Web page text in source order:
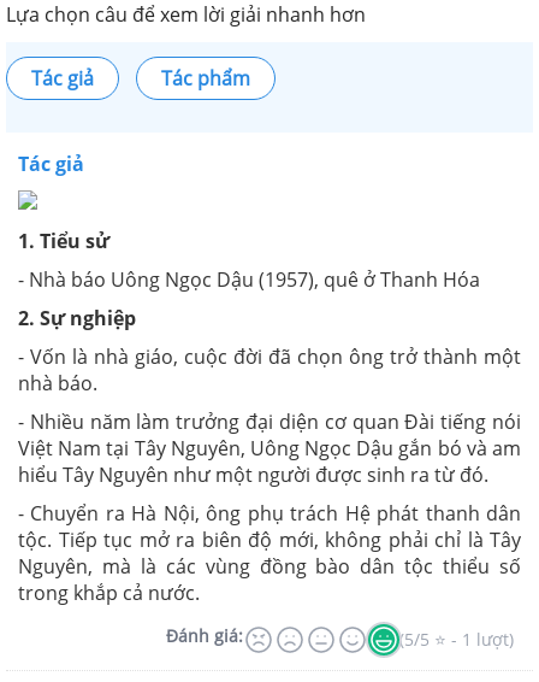
Lựa chọn câu để xem lời giải nhanh hơn
Tác giả Tác phẩm
Tác giả
1. Tiểu sử
- Nhà báo Uông Ngọc Dậu (1957), quê ở Thanh Hóa
2. Sự nghiệp
- Vốn là nhà giáo, cuộc đời đã chọn ông trở thành một
nhà báo.
- Nhiều năm làm trưởng đại diện cơ quan Đài tiếng nói
Việt Nam tại Tây Nguyên, Uông Ngọc Dậu gắn bó và am
hiểu Tây Nguyên như một người được sinh ra từ đó.
- Chuyển ra Hà Nội, ông phụ trách Hệ phát thanh dân
tộc. Tiếp tục mở ra biên độ mới, không phải chỉ là Tây
Nguyên, mà là các vùng đồng bào dân tộc thiểu số
trong khắp cả nước.
Đánh giá: (5/5 ⭐ - 1 lượt)